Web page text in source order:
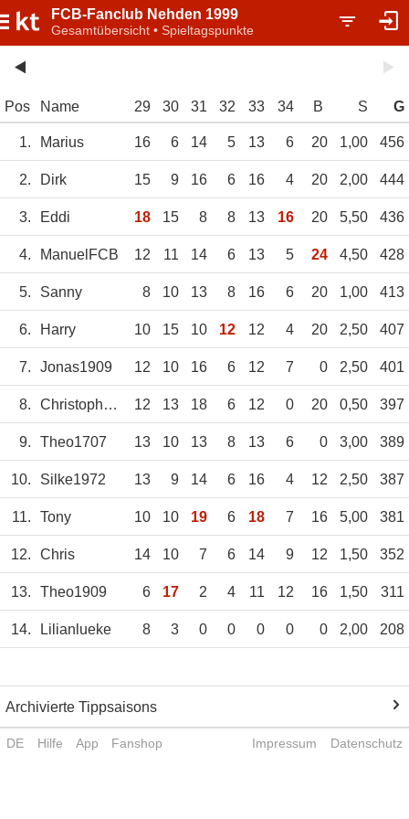
FCB-Fanclub Nehden 1999
Gesamtübersicht • Spieltagspunkte
Pos Name 29 30 31 32 33 34 B S G
1. Marius 16 6 14 5 13 6 20 1,00 456
2. Dirk 15 9 16 6 16 4 20 2,00 444
3. Eddi 18 15 8 8 13 16 20 5,50 436
4. ManuelFCB 12 11 14 6 13 5 24 4,50 428
5. Sanny 8 10 13 8 16 6 20 1,00 413
6. Harry 10 15 10 12 12 4 20 2,50 407
7. Jonas1909 12 10 16 6 12 7 0 2,50 401
8. ChristopherSchr 12 13 18 6 12 0 20 0,50 397
9. Theo1707 13 10 13 8 13 6 0 3,00 389
10. Silke1972 13 9 14 6 16 4 12 2,50 387
11. Tony 10 10 19 6 18 7 16 5,00 381
12. Chris 14 10 7 6 14 9 12 1,50 352
13. Theo1909 6 17 2 4 11 12 16 1,50 311
14. Lilianlueke 8 3 0 0 0 0 0 2,00 208
Archivierte Tippsaisons
DE Hilfe App Fanshop Impressum Datenschutz